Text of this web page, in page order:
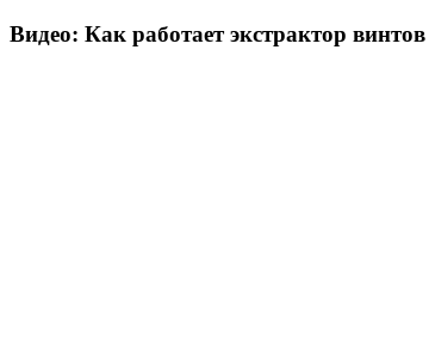
Видео: Как работает экстрактор